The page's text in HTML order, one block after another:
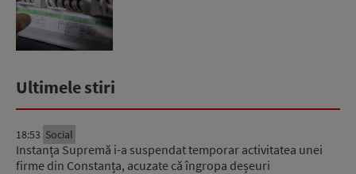
Ultimele stiri
18:53 Social
Instanța Supremă i-a suspendat temporar activitatea unei
firme din Constanța, acuzate că îngropa deșeuri